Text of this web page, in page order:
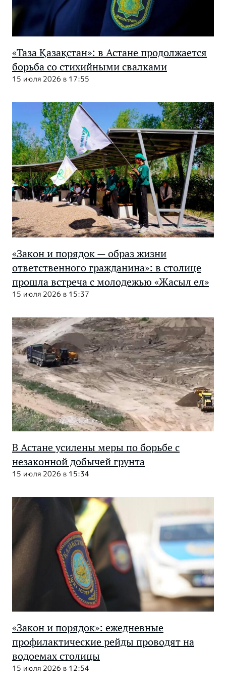
«Таза Қазақстан»: в Астане продолжается
борьба со стихийными свалками
15 июля 2026 в 17:55
«Закон и порядок — образ жизни
ответственного гражданина»: в столице
прошла встреча с молодежью «Жасыл ел»
15 июля 2026 в 15:37
В Астане усилены меры по борьбе с
незаконной добычей грунта
15 июля 2026 в 15:34
«Закон и порядок»: ежедневные
профилактические рейды проводят на
водоемах столицы
15 июля 2026 в 12:54